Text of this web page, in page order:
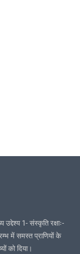
1- संस्कृति रक्षाः-
में समस्त प्राणियों के
को दिया।